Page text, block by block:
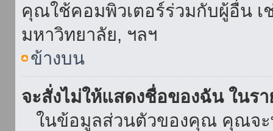
คุณใช้คอมพิวเตอร์ร่วมกับผู้อื่น เ
มหาวิทยาลัย, ฯลฯ
ข้างบน
จะสั่งไม่ให้แสดงชื่อของฉัน ในร
ในข้อมูลส่วนตัวของคุณ คุณจะ